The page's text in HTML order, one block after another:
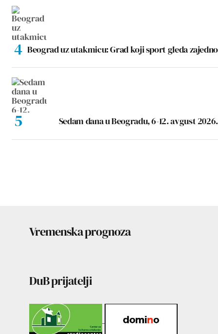
Beograd uz utakmicu: Grad koji sport gleda zajedno
Sedam dana u Beogradu, 6-12. avgust 2026.
Vremenska prognoza
DuB prijatelji